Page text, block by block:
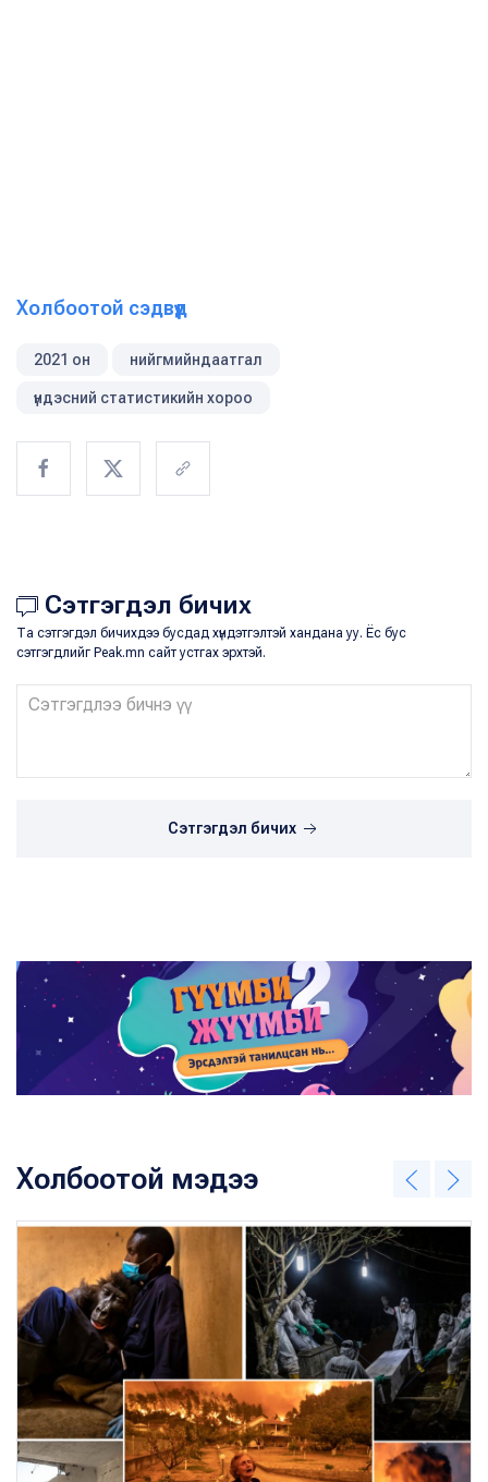
Холбоотой сэдвүүд
2021 он нийгмийндаатгал
үндэсний статистикийн хороо
Сэтгэгдэл бичих
Та сэтгэгдэл бичихдээ бусдад хүндэтгэлтэй хандана уу. Ёс бус
сэтгэгдлийг Peak.mn сайт устгах эрхтэй.
Сэтгэгдэл бичих
Холбоотой мэдээ